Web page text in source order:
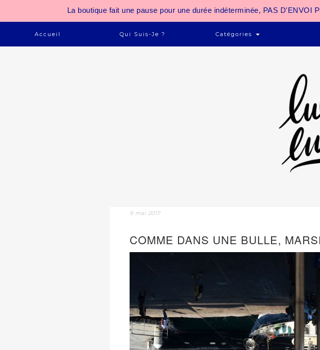
La boutique fait une pause pour une durée indéterminée, PAS D'ENVOI
Accueil Qui Suis-Je ? Catégories
9 mai 2017
COMME DANS UNE BULLE,